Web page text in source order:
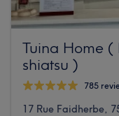
Tuina Home (
shiatsu )
785
17 Rue Faidherbe,